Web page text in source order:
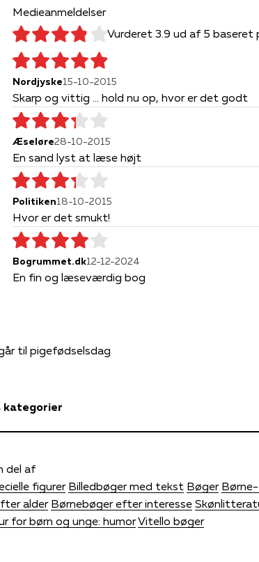
Medieanmeldelser
Vurderet 3.9 ud af 5 baseret
Nordjyske15-10-2015
Skarp og vittig ... hold nu op, hvor er det godt
Æseløre28-10-2015
En sand lyst at læse højt
Politiken18-10-2015
Hvor er det smukt!
Bogrummet.dk12-12-2024
En fin og læseværdig bog
til pigefødselsdag
kategorier
del af
figurer Billedbøger med tekst Bøger
alder Børnebøger efter interesse
for børn og unge: humorVitello bøger